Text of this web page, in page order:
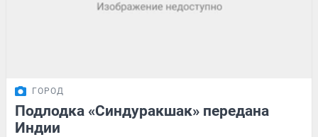
ГОРОД
Подлодка «Синдуракшак» передана
Индии